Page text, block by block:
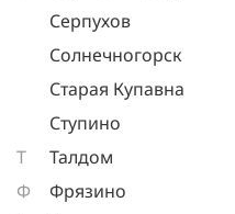
Серпухов
Солнечногорск
Старая Купавна
Ступино
Т
Талдом
Ф
Фрязино